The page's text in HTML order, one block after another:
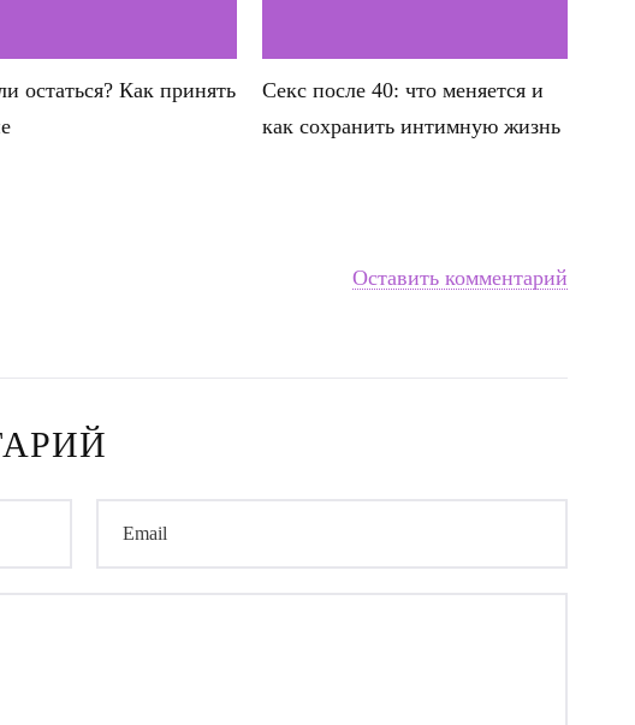
остаться? Как принять
Секс после 40: что меняется и
как сохранить интимную жизнь
Оставить комментарий
Email